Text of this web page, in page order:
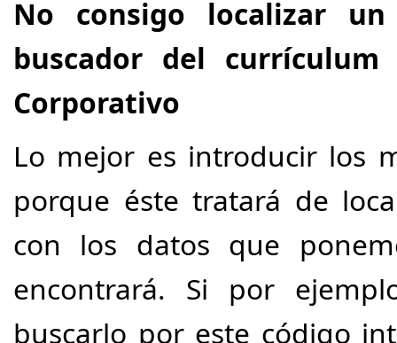
No consigo localizar
buscador del
Corporativo
Lo mejor es introducir los
porque éste tratará de
con los datos que
encontrará. Si por
buscarlo por este código